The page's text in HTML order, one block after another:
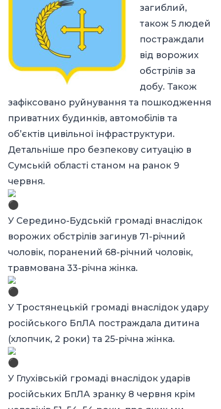
загиблий,
також 5 людей
постраждали
від ворожих
обстрілів за
добу. Також
зафіксовано руйнування та пошкодження
приватних будинків, автомобілів та
об’єктів цивільної інфраструктури.
Детальніше про безпекову ситуацію в
Сумській області станом на ранок 9
червня.
У Середино-Будській громаді внаслідок
ворожих обстрілів загинув 71-річний
чоловік, поранений 68-річний чоловік,
травмована 33-річна жінка.
У Тростянецькій громаді внаслідок удару
російського БпЛА постраждала дитина
(хлопчик, 2 роки) та 25-річна жінка.
У Глухівській громаді внаслідок ударів
російських БпЛА зранку 8 червня крім